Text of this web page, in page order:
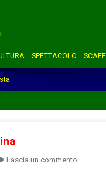
SPETTACOLO
Lascia un commento